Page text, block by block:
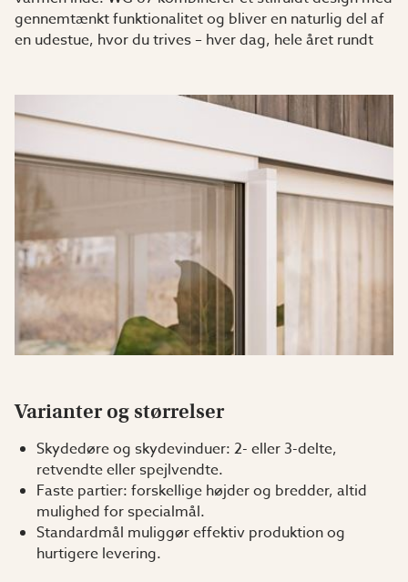
gennemtænkt funktionalitet og bliver en naturlig del af
en udestue, hvor du trives – hver dag, hele året rundt
Varianter og størrelser
Skydedøre og skydevinduer: 2- eller 3-delte,
retvendte eller spejlvendte.
Faste partier: forskellige højder og bredder, altid
mulighed for specialmål.
Standardmål muliggør effektiv produktion og
hurtigere levering.